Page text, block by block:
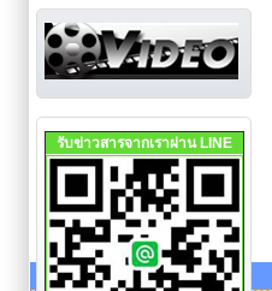
รับข่าวสารจากเราผ่าน LINE